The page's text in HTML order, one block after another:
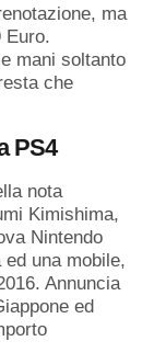
ma
Euro.
mani soltanto
che
PS4
nota
Kimishima,
Nintendo
una mobile,
Annuncia
ed